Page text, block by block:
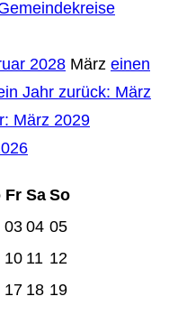
2028 März einen
Jahr zurück: März
März 2029
Fr SaSo
0304 05
10 11 12
17 18 19